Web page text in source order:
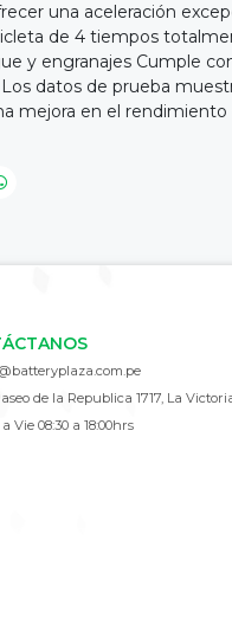
una aceleración
de 4 tiempos
y engranajes Cumple
datos de prueba
mejora en el
de la Republica 1717, La
Vie 08:30 a 18:00hrs